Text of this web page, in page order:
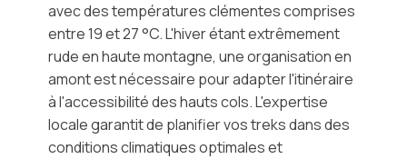
avec des températures clémentes comprises
entre 19 et 27 °C. L'hiver étant extrêmement
rude en haute montagne, une organisation en
amont est nécessaire pour adapter l'itinéraire
à l'accessibilité des hauts cols. L'expertise
locale garantit de planifier vos treks dans des
conditions climatiques optimales et